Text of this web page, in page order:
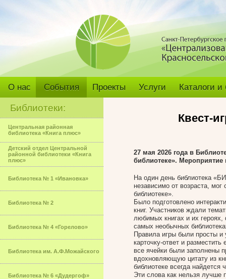
О нас События Проекты Услуги Каталоги
Библиотеки:
Центральная районная
библиотека «Книга плюс»
Детский отдел Центральной
районной библиотеки «Книга
плюс»
Библиотека № 1 «Ивановка»
Библиотека № 2
Библиотека № 4 «Горелово»
Библиотека им. А.Ф.Можайского
Библиотека № 6 «Дудергоф»
Квест-
27 мая 2026 года в
библиотеке».
На один день библиотека
независимо от возраста,
библиотеке».
Было подготовлено
книг. Участников ждали
любимых книгах и их
самых необычных
Правила игры были просты
карточку-ответ и
все ячейки были заполнены
вдохновляющую цитату из
библиотеке всегда
Эти слова как нельзя лучше